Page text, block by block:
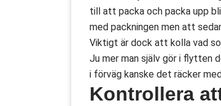
till att packa och packa upp
med packningen men att
Viktigt är dock att kolla vad
Ju mer man själv gör i flytten
i förväg kanske det räcker
Kontrollera